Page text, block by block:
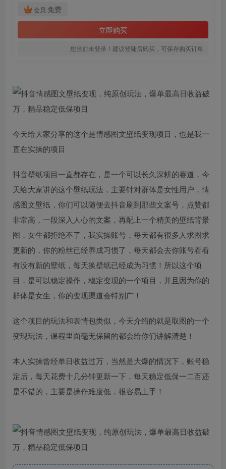
会员 免费
立即购买
您当前未登录！建议登陆后购买，可保存购买订单
今天给大家分享的这个是情感图文壁纸变现项目，也是我一
直在实操的项目
抖音壁纸项目一直都存在，是一个可以长久深耕的赛道，今
天给大家讲的这个壁纸玩法，主要针对群体是女性用户，情
感图文壁纸，你们可以随便去抖音刷到那些文案号，点赞都
非常高，一段深入人心的文案，再配上一个精美的壁纸背景
图，女生都拒绝不了，我实操账号，每天都有很多人求图求
更新的，你的粉丝已经养成习惯了，每天都会去你账号看看
有没有新的壁纸，每天换壁纸已经成为习惯！所以这个项
目，是可以稳定操作，稳定变现的一个项目，并且因为你的
群体是女生，你的变现渠道会特别广！
这个项目的玩法和表情包类似，今天介绍的就是取图的一个
变现玩法，课程里面毫无保留的都会给你们讲解清楚！
本人实操曾经单日收益过万，当然是大爆的情况下，账号稳
定后，每天花费十几分钟更新一下，每天稳定低保一二百还
是不错的，主要是操作难度低，很容易上手！